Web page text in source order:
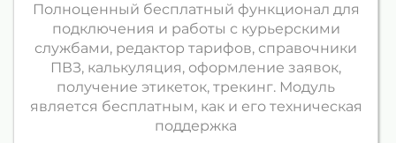
Полноценный бесплатный функционал для
подключения и работы с курьерскими
службами, редактор тарифов, справочники
ПВЗ, калькуляция, оформление заявок,
получение этикеток, трекинг. Модуль
является бесплатным, как и его техническая
поддержка